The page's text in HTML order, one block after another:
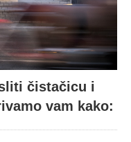
čistačicu i
vam kako: